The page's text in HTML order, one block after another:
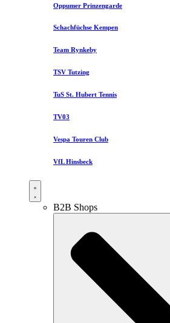
Oppumer Prinzengarde
Schachfüchse Kempen
Team Rynkeby
TSV Tutzing
TuS St. Hubert Tennis
TV03
Vespa Touren Club
VfL Hinsbeck
B2B Shops